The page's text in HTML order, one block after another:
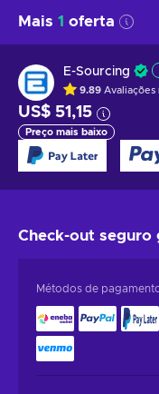
Mais 1 oferta
E-Sourcing
9.89 Avaliações
US$ 51,15
Preço mais baixo
Check-out seguro
Métodos de